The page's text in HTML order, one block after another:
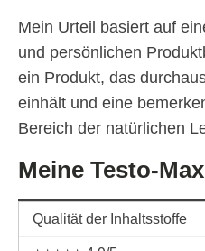
Mein Urteil basiert auf
und persönlichen
ein Produkt, das
einhält und eine
Bereich der natürlichen
Meine Testo-
Qualität der Inhaltsstoffe